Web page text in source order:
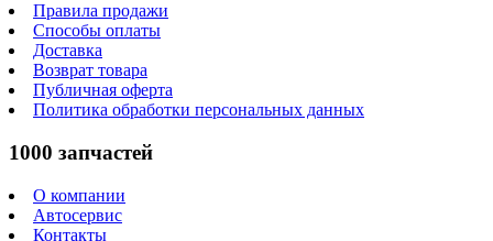
Правила продажи
Способы оплаты
Доставка
Возврат товара
Публичная оферта
Политика обработки персональных данных
1000 запчастей
О компании
Автосервис
Контакты